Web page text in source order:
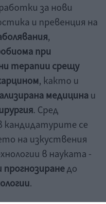
за нови
и превенция на
,
при
терапии срещу
, както и
медицинаи
. Сред
се
на изкуствения
в науката -
прогнозиранедо
.